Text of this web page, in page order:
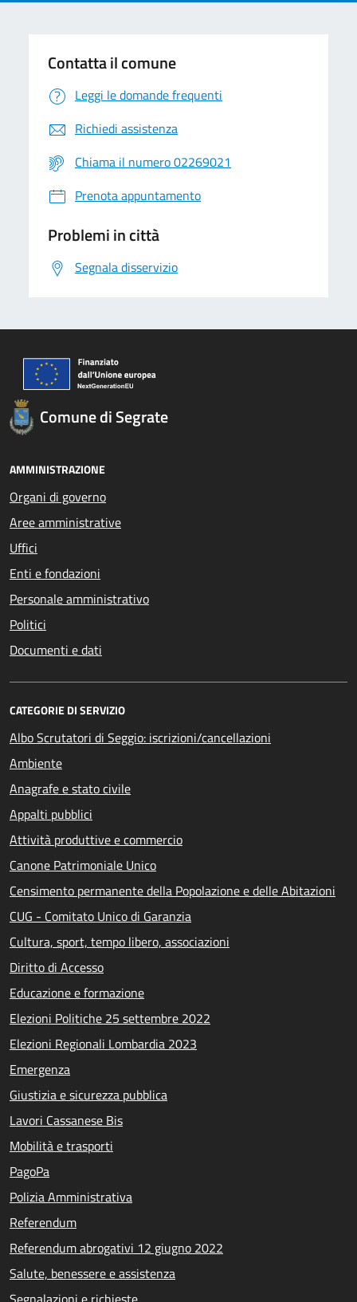
Contatta il comune
Leggi le domande frequenti
Richiedi assistenza
Chiama il numero 02269021
Prenota appuntamento
Problemi in città
Segnala disservizio
Comune di Segrate
AMMINISTRAZIONE
Organi di governo
Aree amministrative
Uffici
Enti e fondazioni
Personale amministrativo
Politici
Documenti e dati
CATEGORIE DI SERVIZIO
Albo Scrutatori di Seggio: iscrizioni/cancellazioni
Ambiente
Anagrafe e stato civile
Appalti pubblici
Attività produttive e commercio
Canone Patrimoniale Unico
Censimento permanente della Popolazione e delle Abitazioni
CUG - Comitato Unico di Garanzia
Cultura, sport, tempo libero, associazioni
Diritto di Accesso
Educazione e formazione
Elezioni Politiche 25 settembre 2022
Elezioni Regionali Lombardia 2023
Emergenza
Giustizia e sicurezza pubblica
Lavori Cassanese Bis
Mobilità e trasporti
PagoPa
Polizia Amministrativa
Referendum
Referendum abrogativi 12 giugno 2022
Salute, benessere e assistenza